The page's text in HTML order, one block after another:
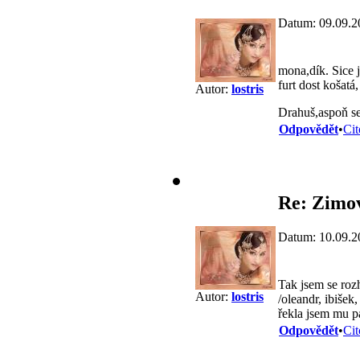
Autor: lostris
Datum:
mona,dík. Sice
furt dost
Drahuš,aspoň
Odpovědět•
Autor: lostris
Re:
Datum:
Tak jsem se
/oleandr,
řekla jsem mu
Odpovědět•